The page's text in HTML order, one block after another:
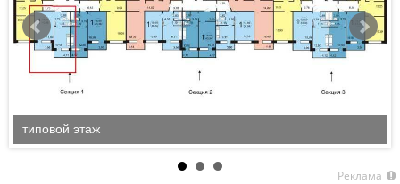
типовой этаж
Реклама